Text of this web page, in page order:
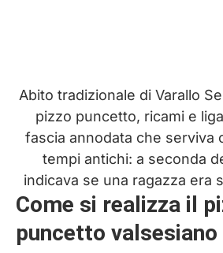
Abito tradizionale di Varallo
pizzo puncetto, ricami e
fascia annodata che serviva
tempi antichi: a seconda
indicava se una ragazza era
Come si realizza il
puncetto valsesiano